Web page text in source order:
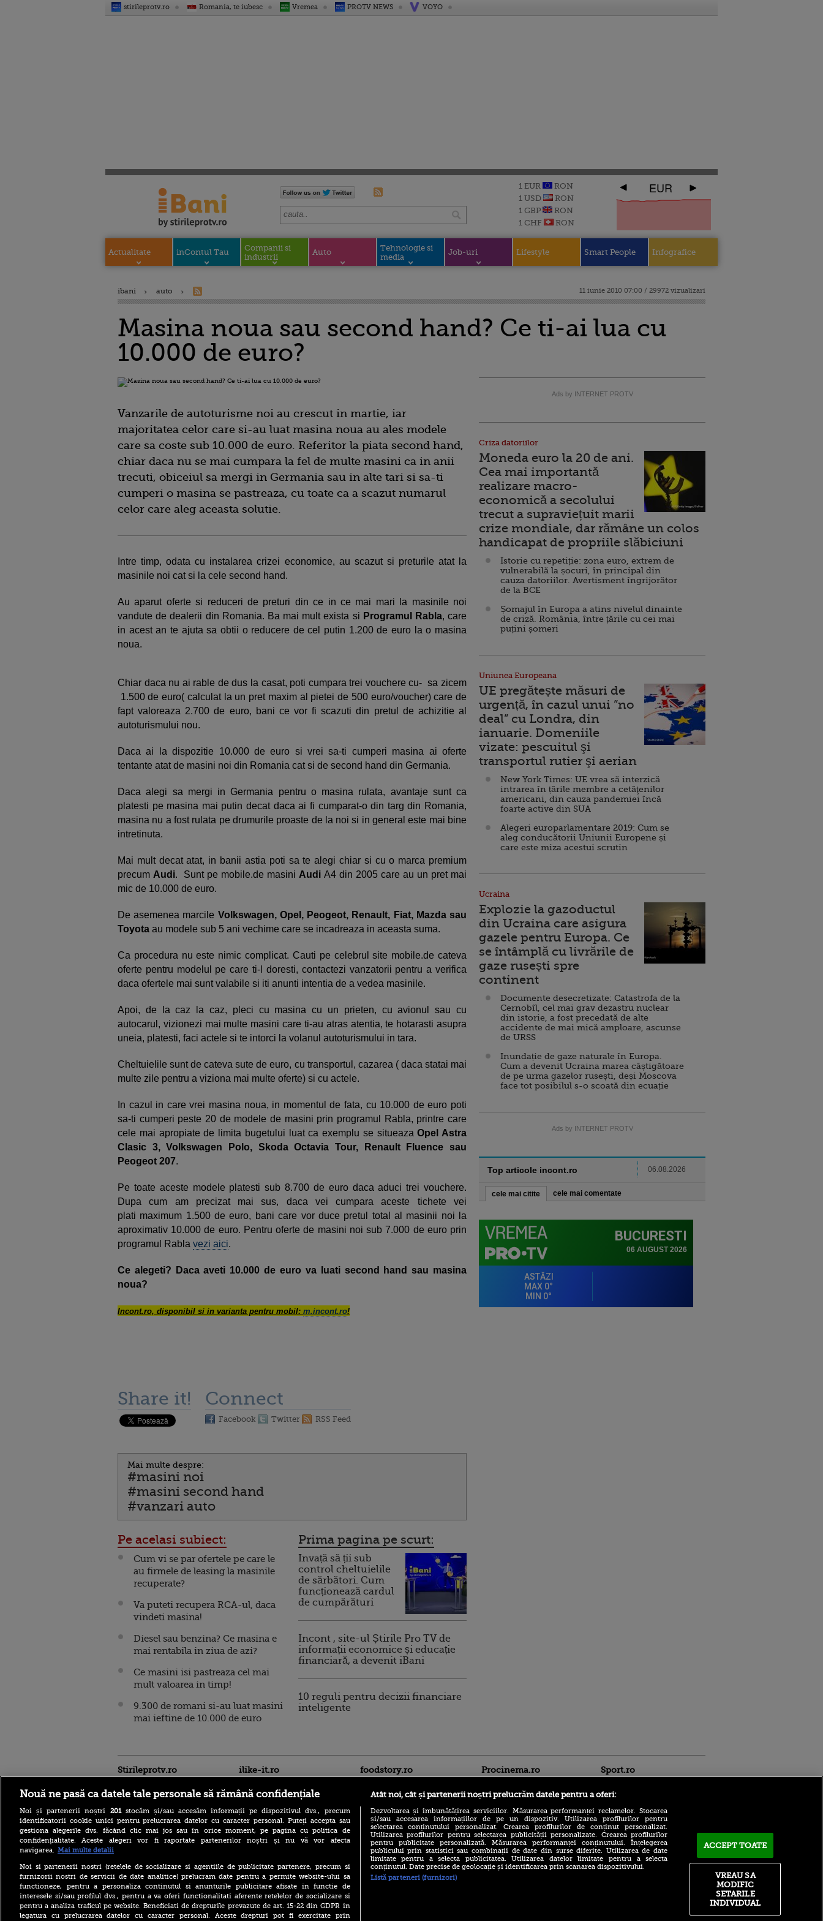
stirileprotv.ro Romania, te iubesc Vremea PROTV NEWS VOYO
1 EUR
RON
1 USD
RON
1 GBP
RON
1 CHF
RON
EUR
Actualitate inContul Tau
Companii si
industrii
Auto
Tehnologie si
media
Job-uri Lifestyle Smart People Infografice
ibani auto 11 iunie 2010 07:00 / 29972 vizualizari
Masina noua sau second hand? Ce ti-ai lua cu
10.000 de euro?
Vanzarile de autoturisme noi au crescut in martie, iar
majoritatea celor care si-au luat masina noua au ales modele
care sa coste sub 10.000 de euro. Referitor la piata second hand,
chiar daca nu se mai cumpara la fel de multe masini ca in anii
trecuti, obiceiul sa mergi in Germania sau in alte tari si sa-ti
cumperi o masina se pastreaza, cu toate ca a scazut numarul
celor care aleg aceasta solutie.
Intre timp, odata cu instalarea crizei economice, au scazut si preturile atat la
masinile noi cat si la cele second hand.
Au aparut oferte si reduceri de preturi din ce in ce mai mari la masinile noi
vandute de dealerii din Romania. Ba mai mult exista si Programul Rabla, care
in acest an te ajuta sa obtii o reducere de cel putin 1.200 de euro la o masina
noua.
Chiar daca nu ai rable de dus la casat, poti cumpara trei vouchere cu- sa zicem
1.500 de euro( calculat la un pret maxim al pietei de 500 euro/voucher) care de
fapt valoreaza 2.700 de euro, bani ce vor fi scazuti din pretul de achizitie al
autoturismului nou.
Daca ai la dispozitie 10.000 de euro si vrei sa-ti cumperi masina ai oferte
tentante atat de masini noi din Romania cat si de second hand din Germania.
Daca alegi sa mergi in Germania pentru o masina rulata, avantaje sunt ca
platesti pe masina mai putin decat daca ai fi cumparat-o din targ din Romania,
masina nu a fost rulata pe drumurile proaste de la noi si in general este mai bine
intretinuta.
Mai mult decat atat, in banii astia poti sa te alegi chiar si cu o marca premium
precum Audi. Sunt pe mobile.de masini Audi A4 din 2005 care au un pret mai
mic de 10.000 de euro.
De asemenea marcile Volkswagen, Opel, Peogeot, Renault, Fiat, Mazda sau
Toyota au modele sub 5 ani vechime care se incadreaza in aceasta suma.
Ca procedura nu este nimic complicat. Cauti pe celebrul site mobile.de cateva
oferte pentru modelul pe care ti-l doresti, contactezi vanzatorii pentru a verifica
daca ofertele mai sunt valabile si iti anunti intentia de a vedea masinile.
Apoi, de la caz la caz, pleci cu masina cu un prieten, cu avionul sau cu
autocarul, vizionezi mai multe masini care ti-au atras atentia, te hotarasti asupra
uneia, platesti, faci actele si te intorci la volanul autoturismului in tara.
Cheltuielile sunt de cateva sute de euro, cu transportul, cazarea ( daca statai mai
multe zile pentru a viziona mai multe oferte) si cu actele.
In cazul in care vrei masina noua, in momentul de fata, cu 10.000 de euro poti
sa-ti cumperi peste 20 de modele de masini prin programul Rabla, printre care
cele mai apropiate de limita bugetului luat ca exemplu se situeazaOpel Astra
Clasic 3, Volkswagen Polo, Skoda Octavia Tour, Renault Fluence sau
Peogeot 207.
Pe toate aceste modele platesti sub 8.700 de euro daca aduci trei vouchere.
Dupa cum am precizat mai sus, daca vei cumpara aceste tichete vei
plati maximum 1.500 de euro, bani care vor duce pretul total al masinii noi la
aproximativ 10.000 de euro. Pentru oferte de masini noi sub 7.000 de euro prin
programul Rabla vezi aici.
Ce alegeti? Daca aveti 10.000 de euro va luati second hand sau masina
noua?
Incont.ro, disponibil si in varianta pentru mobil: m.incont.ro!
Share it! Connect
Facebook Twitter RSS Feed
Mai multe despre:
#masini noi
#masini second hand
#vanzari auto
Pe acelasi subiect:
Cum vi se par ofertele pe care le
au firmele de leasing la masinile
recuperate?
Va puteti recupera RCA-ul, daca
vindeti masina!
Diesel sau benzina? Ce masina e
mai rentabila in ziua de azi?
Ce masini isi pastreaza cel mai
mult valoarea in timp!
9.300 de romani si-au luat masini
mai ieftine de 10.000 de euro
Prima pagina pe scurt:
Invață să ții sub
control cheltuielile
de sărbători. Cum
funcționează cardul
de cumpărături
Incont , site-ul Știrile Pro TV de
informații economice și educație
financiară, a devenit iBani
10 reguli pentru decizii financiare
inteligente
Ads by INTERNET PROTV
Criza datoriilor
Moneda euro la 20 de ani.
Cea mai importantă
realizare macro-
economică a secolului
trecut a supraviețuit marii
crize mondiale, dar rămâne un colos
handicapat de propriile slăbiciuni
Istorie cu repetiție: zona euro, extrem de
vulnerabilă la șocuri, în principal din
cauza datoriilor. Avertisment îngrijorător
de la BCE
Șomajul în Europa a atins nivelul dinainte
de criză. România, între țările cu cei mai
puțini șomeri
Uniunea Europeana
UE pregătește măsuri de
urgență, în cazul unui ”no
deal” cu Londra, din
ianuarie. Domeniile
vizate: pescuitul şi
transportul rutier şi aerian
New York Times: UE vrea să interzică
intrarea în țările membre a cetăţenilor
americani, din cauza pandemiei încă
foarte active din SUA
Alegeri europarlamentare 2019: Cum se
aleg conducătorii Uniunii Europene și
care este miza acestui scrutin
Ucraina
Explozie la gazoductul
din Ucraina care asigura
gazele pentru Europa. Ce
se întâmplă cu livrările de
gaze rusești spre
continent
Documente desecretizate: Catastrofa de la
Cernobîl, cel mai grav dezastru nuclear
din istorie, a fost precedată de alte
accidente de mai mică amploare, ascunse
de URSS
Inundație de gaze naturale în Europa.
Cum a devenit Ucraina marea câștigătoare
de pe urma gazelor rusești, deși Moscova
face tot posibilul s-o scoată din ecuație
Ads by INTERNET PROTV
Top articole incont.ro 06.08.2026
cele mai citite cele mai comentate
Stirileprotv.ro
doar 29% din capacitatea
instalată. Sistemul
energetic, sub presiune
Care este procedura de
suspendare din funcție a
ilike-it.ro foodstory.ro
(P) Descoperă Lumea
Evenimentelor din România
cu Transilvania Events!
Procinema.ro
Emoții intense pentru
Sebastian Stan! Iubita lui,
Sport.ro
ACUM: KuPS - Universitatea
Craiova 0-0, pe Sport.ro.
Etim, aproape de gol!
Nouă ne pasă ca datele tale personale să rămână confidențiale
Noi și partenerii noștri 201stocăm și/sau accesăm informații pe dispozitivul dvs., precum
identificatorii cookie unici pentru prelucrarea datelor cu caracter personal. Puteți accepta sau
gestiona alegerile dvs. făcând clic mai jos sau în orice moment, pe pagina cu politica de
confidențialitate. Aceste alegeri vor fi raportate partenerilor noștri și nu vă vor afecta
navigarea. Mai multe detalii
Noi si partenerii nostri (retelele de socializare si agentiile de publicitate partenere, precum si
furnizorii nostri de servicii de date analitice) prelucram date pentru a permite website-ului sa
functioneze, pentru a personaliza continutul si anunturile publicitare afisate in functie de
interesele si/sau profilul dvs., pentru a va oferi functionalitati aferente retelelor de socializare si
pentru a analiza traficul pe website. Beneficiati de drepturile prevazute de art. 15-22 din GDPR in
legatura cu prelucrarea datelor cu caracter personal. Aceste drepturi pot fi exercitate prin
Atât noi, cât și partenerii noștri prelucrăm datele pentru a oferi:
Dezvoltarea și îmbunătățirea serviciilor. Măsurarea performanței reclamelor. Stocarea
și/sau accesarea informațiilor de pe un dispozitiv. Utilizarea profilurilor pentru
selectarea conținutului personalizat. Crearea profilurilor de conținut personalizat.
Utilizarea profilurilor pentru selectarea publicității personalizate. Crearea profilurilor
pentru publicitate personalizată. Măsurarea performanței conținutului. Înțelegerea
publicului prin statistici sau combinații de date din surse diferite. Utilizarea de date
limitate pentru a selecta publicitatea. Utilizarea datelor limitate pentru a selecta
conținutul. Date precise de geolocație și identificarea prin scanarea dispozitivului.
Listă parteneri (furnizori)
ACCEPT TOATE
VREAU SA
MODIFIC
SETARILE
INDIVIDUAL